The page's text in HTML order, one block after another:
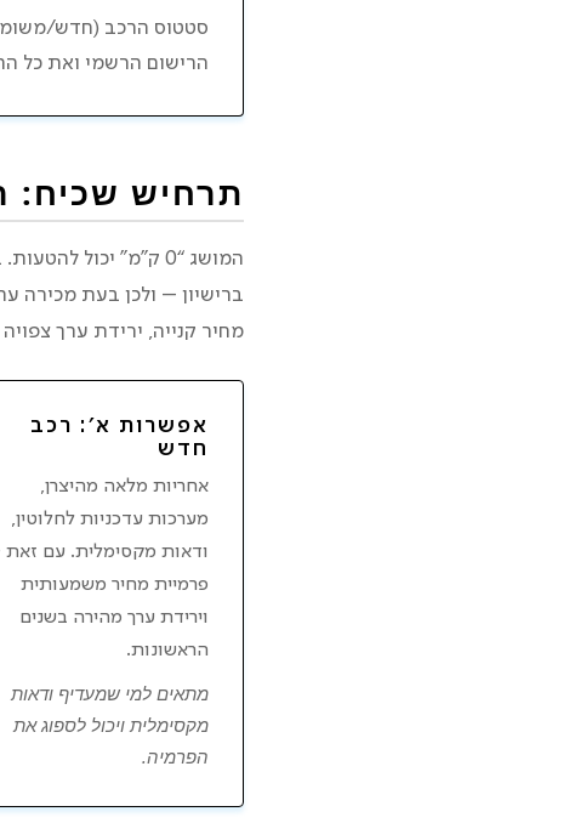
סטטוס הרכב (חדש/
הרישום הרשמי ואת כל
תרחיש שכיח:
המושג “0 ק”מ”
ברישיון – ולכן בעת מכירה
מחיר קנייה, ירידת ערך
אפשרות א׳: רכב
חדש
אחריות מלאה מהיצרן,
מערכות עדכניות לחלוטין,
ודאות מקסימלית. עם זאת
פרמיית מחיר משמעותית
וירידת ערך מהירה בשנים
הראשונות.
מתאים למי שמעדיף ודאות
מקסימלית ויכול לספוג את
הפרמיה.